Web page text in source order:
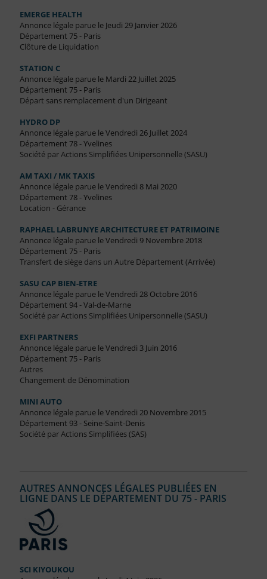
EMERGE HEALTH
Annonce légale parue le Jeudi 29 Janvier 2026
Département 75 - Paris
Clôture de Liquidation
STATION C
Annonce légale parue le Mardi 22 Juillet 2025
Département 75 - Paris
Départ sans remplacement d'un Dirigeant
HYDRO DP
Annonce légale parue le Vendredi 26 Juillet 2024
Département 78 - Yvelines
Société par Actions Simplifiées Unipersonnelle (SASU)
AM TAXI / MK TAXIS
Annonce légale parue le Vendredi 8 Mai 2020
Département 78 - Yvelines
Location - Gérance
RAPHAEL LABRUNYE ARCHITECTURE ET PATRIMOINE
Annonce légale parue le Vendredi 9 Novembre 2018
Département 75 - Paris
Transfert de siège dans un Autre Département (Arrivée)
SASU CAP BIEN-ETRE
Annonce légale parue le Vendredi 28 Octobre 2016
Département 94 - Val-de-Marne
Société par Actions Simplifiées Unipersonnelle (SASU)
EXFI PARTNERS
Annonce légale parue le Vendredi 3 Juin 2016
Département 75 - Paris
Autres
Changement de Dénomination
MINI AUTO
Annonce légale parue le Vendredi 20 Novembre 2015
Département 93 - Seine-Saint-Denis
Société par Actions Simplifiées (SAS)
AUTRES ANNONCES LÉGALES PUBLIÉES EN
LIGNE DANS LE DÉPARTEMENT DU 75 - PARIS
SCI KIYOUKOU